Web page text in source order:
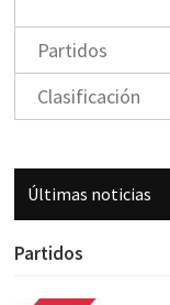
Partidos
Clasificación
Últimas noticias
Partidos